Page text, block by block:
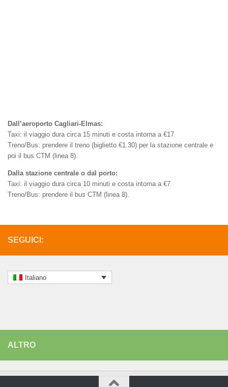
Dall’aeroporto Cagliari-Elmas:
Taxi: il viaggio dura circa 15 minuti e costa intorna a €17
Treno/Bus: prendere il treno (biglietto €1.30) per la stazione centrale e
poi il bus CTM (linea 8).
Dalla stazione centrale o dal porto:
Taxi: il viaggio dura circa 10 minuti e costa intorna a €7
Treno/Bus: prendere il bus CTM (linea 8).
SEGUICI:
Italiano
ALTRO